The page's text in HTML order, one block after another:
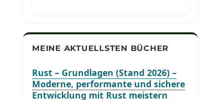
MEINE AKTUELLSTEN BÜCHER
Rust – Grundlagen (Stand 2026) –
Moderne, performante und sichere
Entwicklung mit Rust meistern